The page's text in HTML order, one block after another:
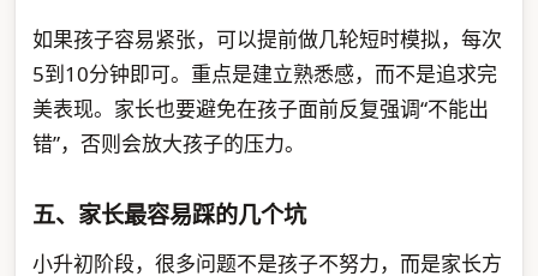
如果孩子容易紧张，可以提前做几轮短时模拟，每次
5到10分钟即可。重点是建立熟悉感，而不是追求完
美表现。家长也要避免在孩子面前反复强调“不能出
错”，否则会放大孩子的压力。
五、家长最容易踩的几个坑
小升初阶段，很多问题不是孩子不努力，而是家长方